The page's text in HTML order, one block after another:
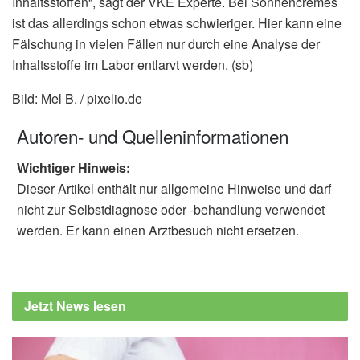
ist das allerdings schon etwas schwieriger. Hier kann eine
Fälschung in vielen Fällen nur durch eine Analyse der
Inhaltsstoffe im Labor entlarvt werden. (sb)
Bild: Mel B. / pixelio.de
Autoren- und Quelleninformationen
Wichtiger Hinweis:
Dieser Artikel enthält nur allgemeine Hinweise und darf
nicht zur Selbstdiagnose oder -behandlung verwendet
werden. Er kann einen Arztbesuch nicht ersetzen.
Jetzt News lesen